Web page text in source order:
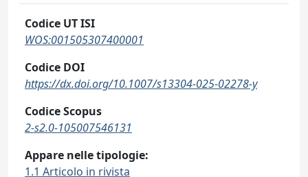
Codice UT ISI
WOS:001505307400001
Codice DOI
https://dx.doi.org/10.1007/s13304-025-02278-y
Codice Scopus
2-s2.0-105007546131
Appare nelle tipologie:
1.1 Articolo in rivista